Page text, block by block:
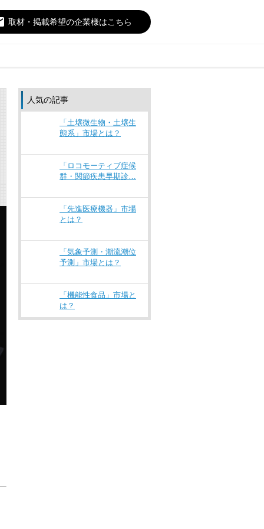
取材・掲載希望の企業様はこちら
人気の記事
「土壌微生物・土壌生
態系」市場とは？
「ロコモーティブ症候
群・関節疾患早期診…
「先進医療機器」市場
とは？
「気象予測・潮流潮位
予測」市場とは？
「機能性食品」市場と
は？